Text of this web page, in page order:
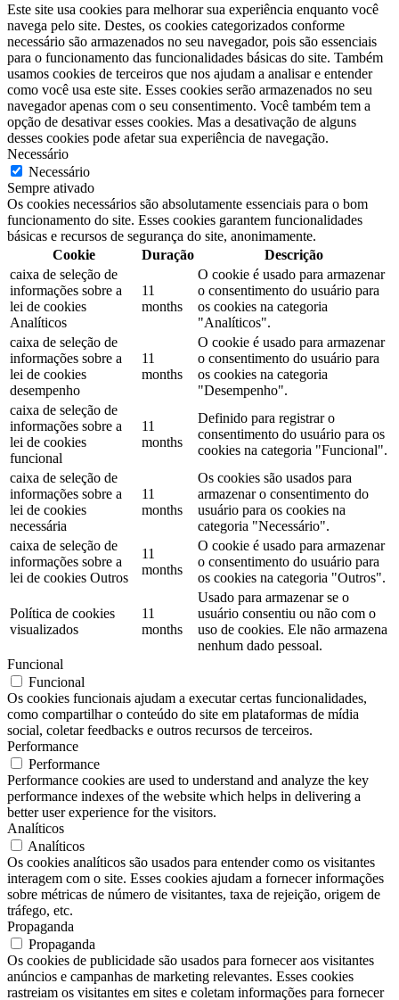
Este site usa cookies para melhorar sua experiência enquanto você
navega pelo site. Destes, os cookies categorizados conforme
necessário são armazenados no seu navegador, pois são essenciais
para o funcionamento das funcionalidades básicas do site. Também
usamos cookies de terceiros que nos ajudam a analisar e entender
como você usa este site. Esses cookies serão armazenados no seu
navegador apenas com o seu consentimento. Você também tem a
opção de desativar esses cookies. Mas a desativação de alguns
desses cookies pode afetar sua experiência de navegação.
Necessário
Necessário
Sempre ativado
Os cookies necessários são absolutamente essenciais para o bom
funcionamento do site. Esses cookies garantem funcionalidades
básicas e recursos de segurança do site, anonimamente.
Cookie
Duração
Descrição
caixa de seleção de
informações sobre a
lei de cookies
Analíticos
11
months
O cookie é usado para armazenar
o consentimento do usuário para
os cookies na categoria
"Analíticos".
caixa de seleção de
informações sobre a
lei de cookies
desempenho
11
months
O cookie é usado para armazenar
o consentimento do usuário para
os cookies na categoria
"Desempenho".
caixa de seleção de
informações sobre a
lei de cookies
funcional
11
months
Definido para registrar o
consentimento do usuário para os
cookies na categoria "Funcional".
caixa de seleção de
informações sobre a
lei de cookies
necessária
11
months
Os cookies são usados ​​para
armazenar o consentimento do
usuário para os cookies na
categoria "Necessário".
caixa de seleção de
informações sobre a
lei de cookies Outros
11
months
O cookie é usado para armazenar
o consentimento do usuário para
os cookies na categoria "Outros".
Política de cookies
visualizados
11
months
Usado para armazenar se o
usuário consentiu ou não com o
uso de cookies. Ele não armazena
nenhum dado pessoal.
Funcional
Funcional
Os cookies funcionais ajudam a executar certas funcionalidades,
como compartilhar o conteúdo do site em plataformas de mídia
social, coletar feedbacks e outros recursos de terceiros.
Performance
Performance
Performance cookies are used to understand and analyze the key
performance indexes of the website which helps in delivering a
better user experience for the visitors.
Analíticos
Analíticos
Os cookies analíticos são usados ​​para entender como os visitantes
interagem com o site. Esses cookies ajudam a fornecer informações
sobre métricas de número de visitantes, taxa de rejeição, origem de
tráfego, etc.
Propaganda
Propaganda
Os cookies de publicidade são usados ​​para fornecer aos visitantes
anúncios e campanhas de marketing relevantes. Esses cookies
rastreiam os visitantes em sites e coletam informações para fornecer